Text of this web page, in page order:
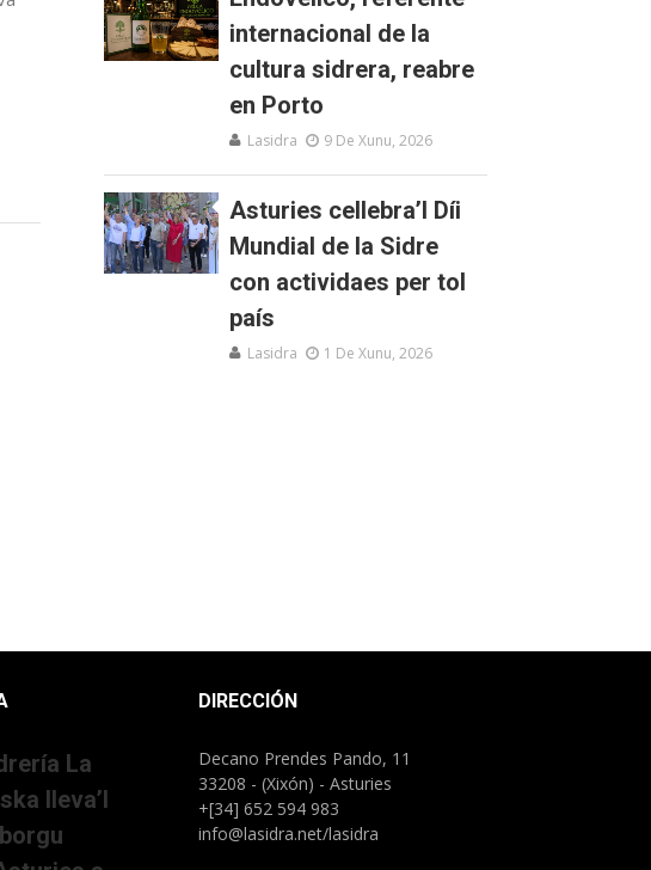
internacional de la
cultura sidrera, reabre
en Porto
Lasidra 9 De Xunu, 2026
Asturies cellebra’l Díi
Mundial de la Sidre
con actividaes per tol
país
Lasidra 1 De Xunu, 2026
La
lleva’l
DIRECCIÓN
Decano Prendes Pando, 11
33208 - (Xixón) - Asturies
+[34] 652 594 983
info@lasidra.net/lasidra